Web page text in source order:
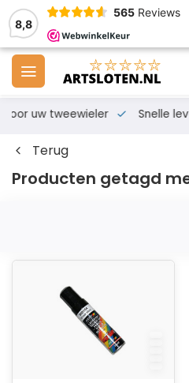
8,8
565 Reviews
voor uw tweewieler Snelle
Terug
Producten getagd